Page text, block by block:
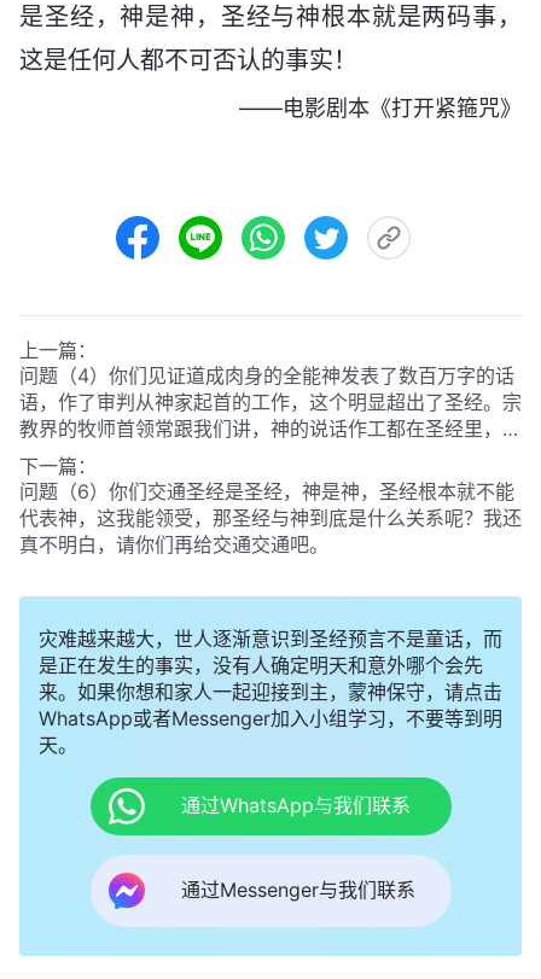
是圣经，神是神，圣经与神根本就是两码事，
这是任何人都不可否认的事实！
——电影剧本《打开紧箍咒》
上一篇：
问题（4）你们见证道成肉身的全能神发表了数百万字的话
语，作了审判从神家起首的工作，这个明显超出了圣经。宗
教界的牧师首领常跟我们讲，神的说话作工都在圣经里，圣
经以外再也没有神的说话作工了，主耶稣的拯救工作已经完
成了，主末世再来就是提接信徒进天国。所以一直以来，我
们认为信主就是根据圣经，只要我们持守住圣经就能进天国
得永生，离开圣经那就是离开主的道，就是抵挡主、背叛
主。整个宗教界的牧师长老都是这么认为的，难道这还有什
下一篇：
问题（6）你们交通圣经是圣经，神是神，圣经根本就不能
代表神，这我能领受，那圣经与神到底是什么关系呢？我还
真不明白，请你们再给交通交通吧。
灾难越来越大，世人逐渐意识到圣经预言不是童话，而
是正在发生的事实，没有人确定明天和意外哪个会先
来。如果你想和家人一起迎接到主，蒙神保守，请点击
WhatsApp或者Messenger加入小组学习，不要等到明
天。
通过WhatsApp与我们联系
通过Messenger与我们联系